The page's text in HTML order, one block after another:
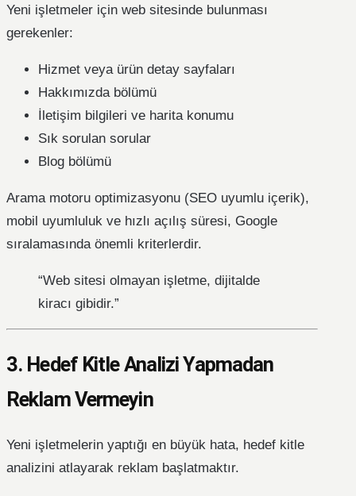
Yeni işletmeler için web sitesinde bulunması
gerekenler:
Hizmet veya ürün detay sayfaları
Hakkımızda bölümü
İletişim bilgileri ve harita konumu
Sık sorulan sorular
Blog bölümü
Arama motoru optimizasyonu (SEO uyumlu içerik),
mobil uyumluluk ve hızlı açılış süresi, Google
sıralamasında önemli kriterlerdir.
“Web sitesi olmayan işletme, dijitalde
kiracı gibidir.”
3. Hedef Kitle Analizi Yapmadan
Reklam Vermeyin
Yeni işletmelerin yaptığı en büyük hata, hedef kitle
analizini atlayarak reklam başlatmaktır.